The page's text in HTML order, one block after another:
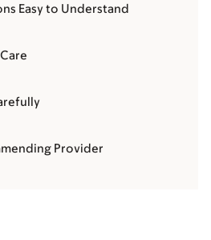
Easy to Understand
Provider